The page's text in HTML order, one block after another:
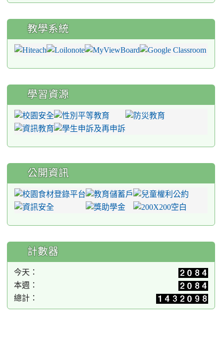
教學系統
學習資源
公開資訊
計數器
今天：
本週：
總計：